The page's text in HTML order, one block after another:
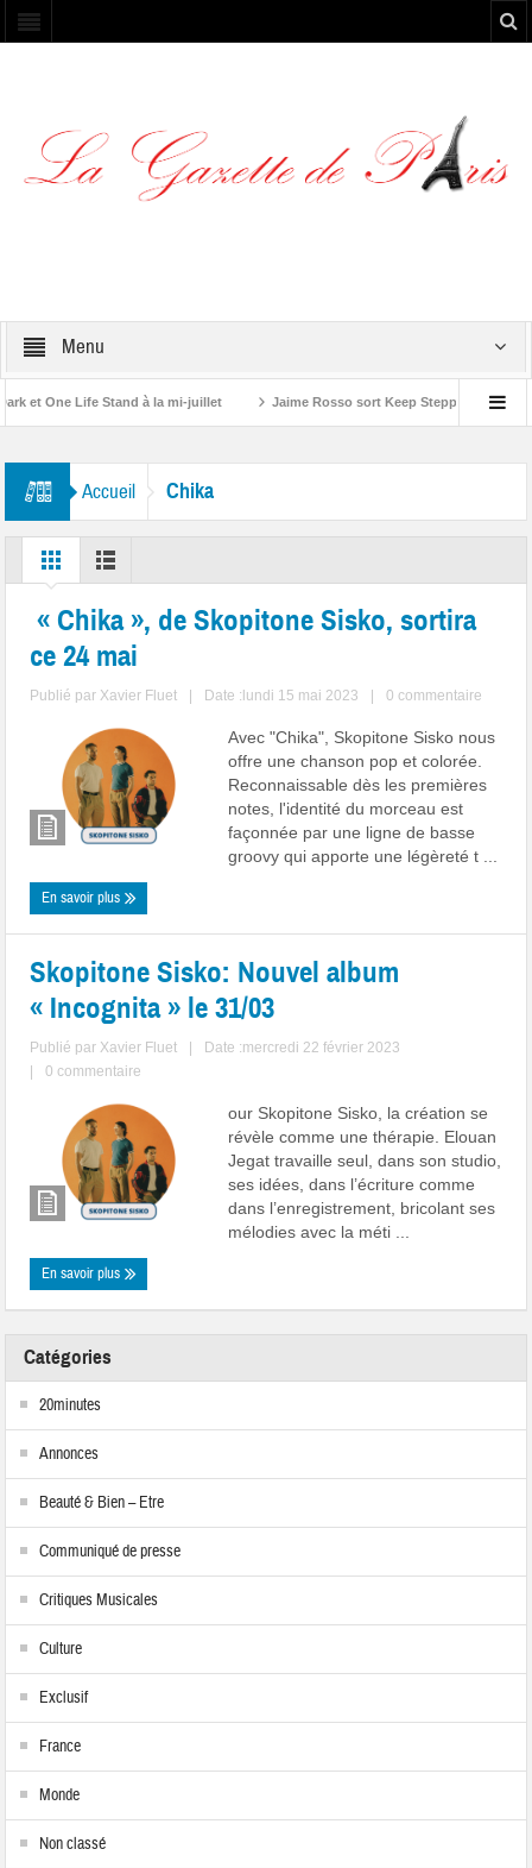
Menu
et One Life Stand à la mi-juillet Jaime Rosso sort Keep Stepping, son
Accueil Chika
« Chika », de Skopitone Sisko, sortira
ce 24 mai
Publié par Xavier Fluet Date :lundi 15 mai 2023 0 commentaire
Avec "Chika", Skopitone Sisko nous
offre une chanson pop et colorée.
Reconnaissable dès les premières
notes, l'identité du morceau est
façonnée par une ligne de basse
groovy qui apporte une légèreté t ...
En savoir plus
Skopitone Sisko: Nouvel album
« Incognita » le 31/03
Publié par Xavier Fluet
Date :mercredi 22 février 2023
0 commentaire
our Skopitone Sisko, la création se
révèle comme une thérapie. Elouan
Jegat travaille seul, dans son studio,
ses idées, dans l’écriture comme
dans l’enregistrement, bricolant ses
mélodies avec la méti ...
En savoir plus
Catégories
20minutes
Annonces
Beauté & Bien – Etre
Communiqué de presse
Critiques Musicales
Culture
Exclusif
France
Monde
Non classé